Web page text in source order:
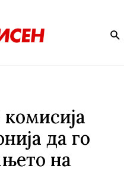
комисија
да го
на